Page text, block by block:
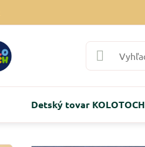
Detský tovar KOLOTOCH